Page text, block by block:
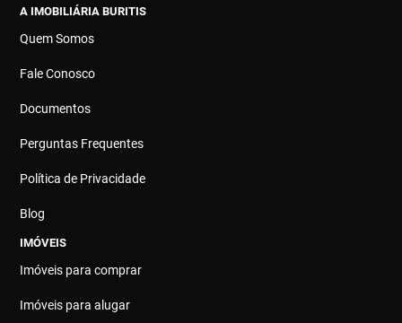
A IMOBILIÁRIA BURITIS
Quem Somos
Fale Conosco
Documentos
Perguntas Frequentes
Política de Privacidade
Blog
IMÓVEIS
Imóveis para comprar
Imóveis para alugar